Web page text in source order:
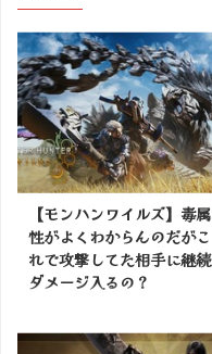
【モンハンワイルズ】毒属
性がよくわからんのだがこ
れで攻撃してた相手に継続
ダメージ入るの？